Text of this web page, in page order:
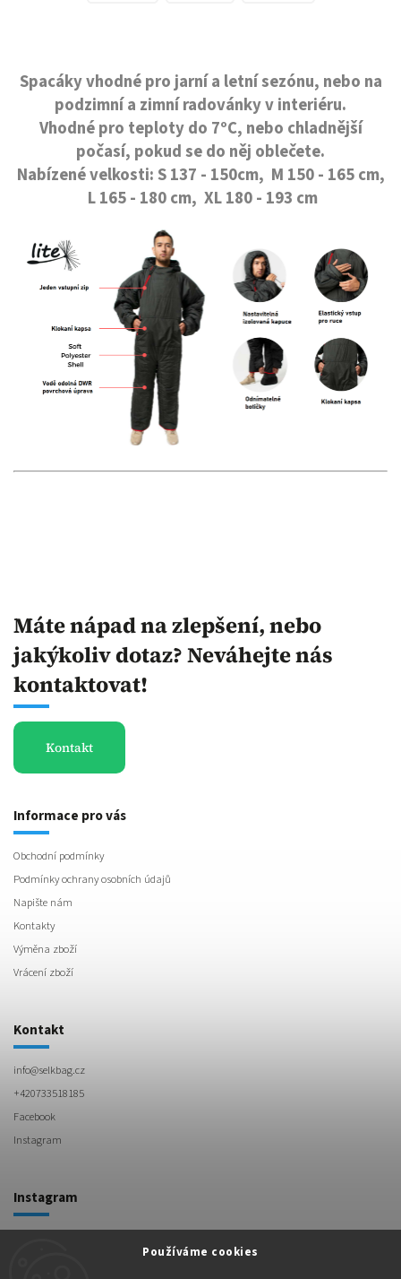
Používáme cookies
Spacáky vhodné pro jarní a letní sezónu, nebo na
podzimní a zimní radovánky v interiéru.
Vhodné pro teploty do 7ºC, nebo chladnější
počasí, pokud se do něj oblečete.
Nabízené velkosti: S 137 - 150cm, M 150 - 165 cm,
L 165 - 180 cm, XL 180 - 193 cm
Máte nápad na zlepšení, nebo
jakýkoliv dotaz? Neváhejte nás
kontaktovat!
Kontakt
Informace pro vás
Obchodní podmínky
Podmínky ochrany osobních údajů
Napište nám
Kontakty
Výměna zboží
Vrácení zboží
Kontakt
info@selkbag.cz
+420733518185
Facebook
Instagram
Instagram